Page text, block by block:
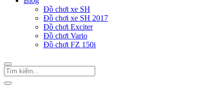
Đồ chơi xe SH
Đồ chơi xe SH 2017
Đồ chơi Exciter
Đồ chơi Vario
Đồ chơi FZ 150i